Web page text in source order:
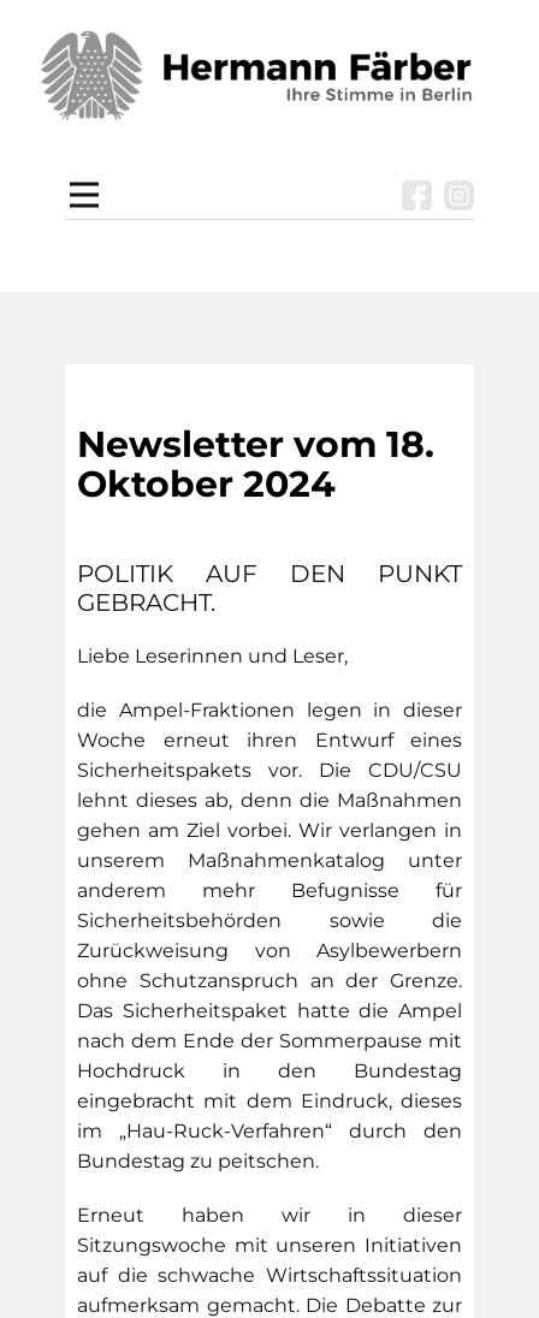
Newsletter vom 18.
Oktober 2024
POLITIK AUF DEN PUNKT
GEBRACHT.
Liebe Leserinnen und Leser,
die Ampel-Fraktionen legen in dieser
Woche erneut ihren Entwurf eines
Sicherheitspakets vor. Die CDU/CSU
lehnt dieses ab, denn die Maßnahmen
gehen am Ziel vorbei. Wir verlangen in
unserem Maßnahmenkatalog unter
anderem mehr Befugnisse für
Sicherheitsbehörden sowie die
Zurückweisung von Asylbewerbern
ohne Schutzanspruch an der Grenze.
Das Sicherheitspaket hatte die Ampel
nach dem Ende der Sommerpause mit
Hochdruck in den Bundestag
eingebracht mit dem Eindruck, dieses
im „Hau-Ruck-Verfahren“ durch den
Bundestag zu peitschen.
Erneut haben wir in dieser
Sitzungswoche mit unseren Initiativen
auf die schwache Wirtschaftssituation
aufmerksam gemacht. Die Debatte zur